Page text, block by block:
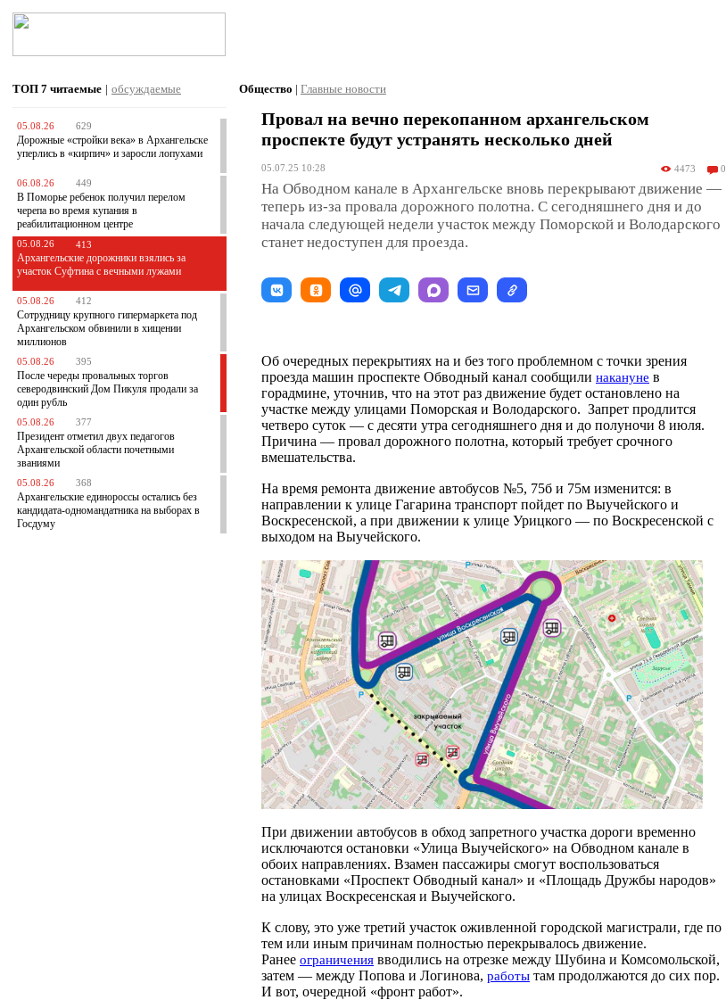
ТОП 7 читаемые | обсуждаемые
05.08.26 629
Дорожные «стройки века» в Архангельске
уперлись в «кирпич» и заросли лопухами
06.08.26 449
В Поморье ребенок получил перелом
черепа во время купания в
реабилитационном центре
05.08.26 413
Архангельские дорожники взялись за
участок Суфтина с вечными лужами
05.08.26 412
Сотрудницу крупного гипермаркета под
Архангельском обвинили в хищении
миллионов
05.08.26 395
После череды провальных торгов
северодвинский Дом Пикуля продали за
один рубль
05.08.26 377
Президент отметил двух педагогов
Архангельской области почетными
званиями
05.08.26 368
Архангельские единороссы остались без
кандидата-одномандатника на выборах в
Госдуму
Общество | Главные новости
Провал на вечно перекопанном архангельском
проспекте будут устранять несколько дней
05.07.25 10:28 4473 0
На Обводном канале в Архангельске вновь перекрывают движение —
теперь из-за провала дорожного полотна. С сегодняшнего дня и до
начала следующей недели участок между Поморской и Володарского
станет недоступен для проезда.
Об очередных перекрытиях на и без того проблемном с точки зрения
проезда машин проспекте Обводный канал сообщили накануне в
горадмине, уточнив, что на этот раз движение будет остановлено на
участке между улицами Поморская и Володарского. Запрет продлится
четверо суток — с десяти утра сегодняшнего дня и до полуночи 8 июля.
Причина — провал дорожного полотна, который требует срочного
вмешательства.
На время ремонта движение автобусов №5, 75б и 75м изменится: в
направлении к улице Гагарина транспорт пойдет по Выучейского и
Воскресенской, а при движении к улице Урицкого — по Воскресенской с
выходом на Выучейского.
При движении автобусов в обход запретного участка дороги временно
исключаются остановки «Улица Выучейского» на Обводном канале в
обоих направлениях. Взамен пассажиры смогут воспользоваться
остановками «Проспект Обводный канал» и «Площадь Дружбы народов»
на улицах Воскресенская и Выучейского.
К слову, это уже третий участок оживленной городской магистрали, где по
тем или иным причинам полностью перекрывалось движение.
Ранее ограничения вводились на отрезке между Шубина и Комсомольской,
затем — между Попова и Логинова, работы там продолжаются до сих пор.
И вот, очередной «фронт работ».